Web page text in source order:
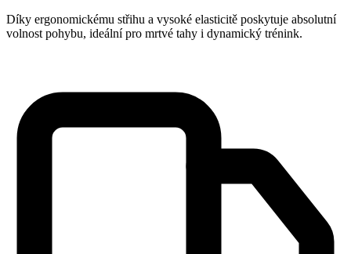
Díky ergonomickému střihu a vysoké elasticitě poskytuje absolutní
volnost pohybu, ideální pro mrtvé tahy i dynamický trénink.